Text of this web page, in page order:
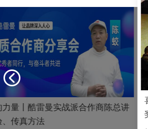
总讲
喜报丨酷雷曼合作商胡明再
奖